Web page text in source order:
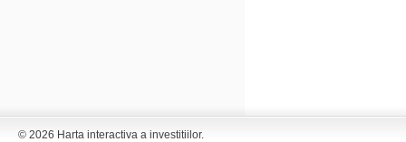
© 2026 Harta interactiva a investitiilor.